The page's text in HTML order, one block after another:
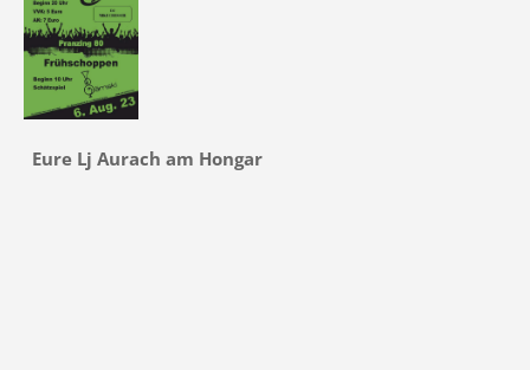
Eure Lj Aurach am Hongar